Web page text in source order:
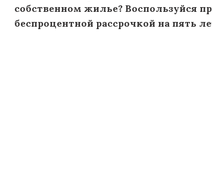
собственном жилье? Воспользуйся
беспроцентной рассрочкой на пять